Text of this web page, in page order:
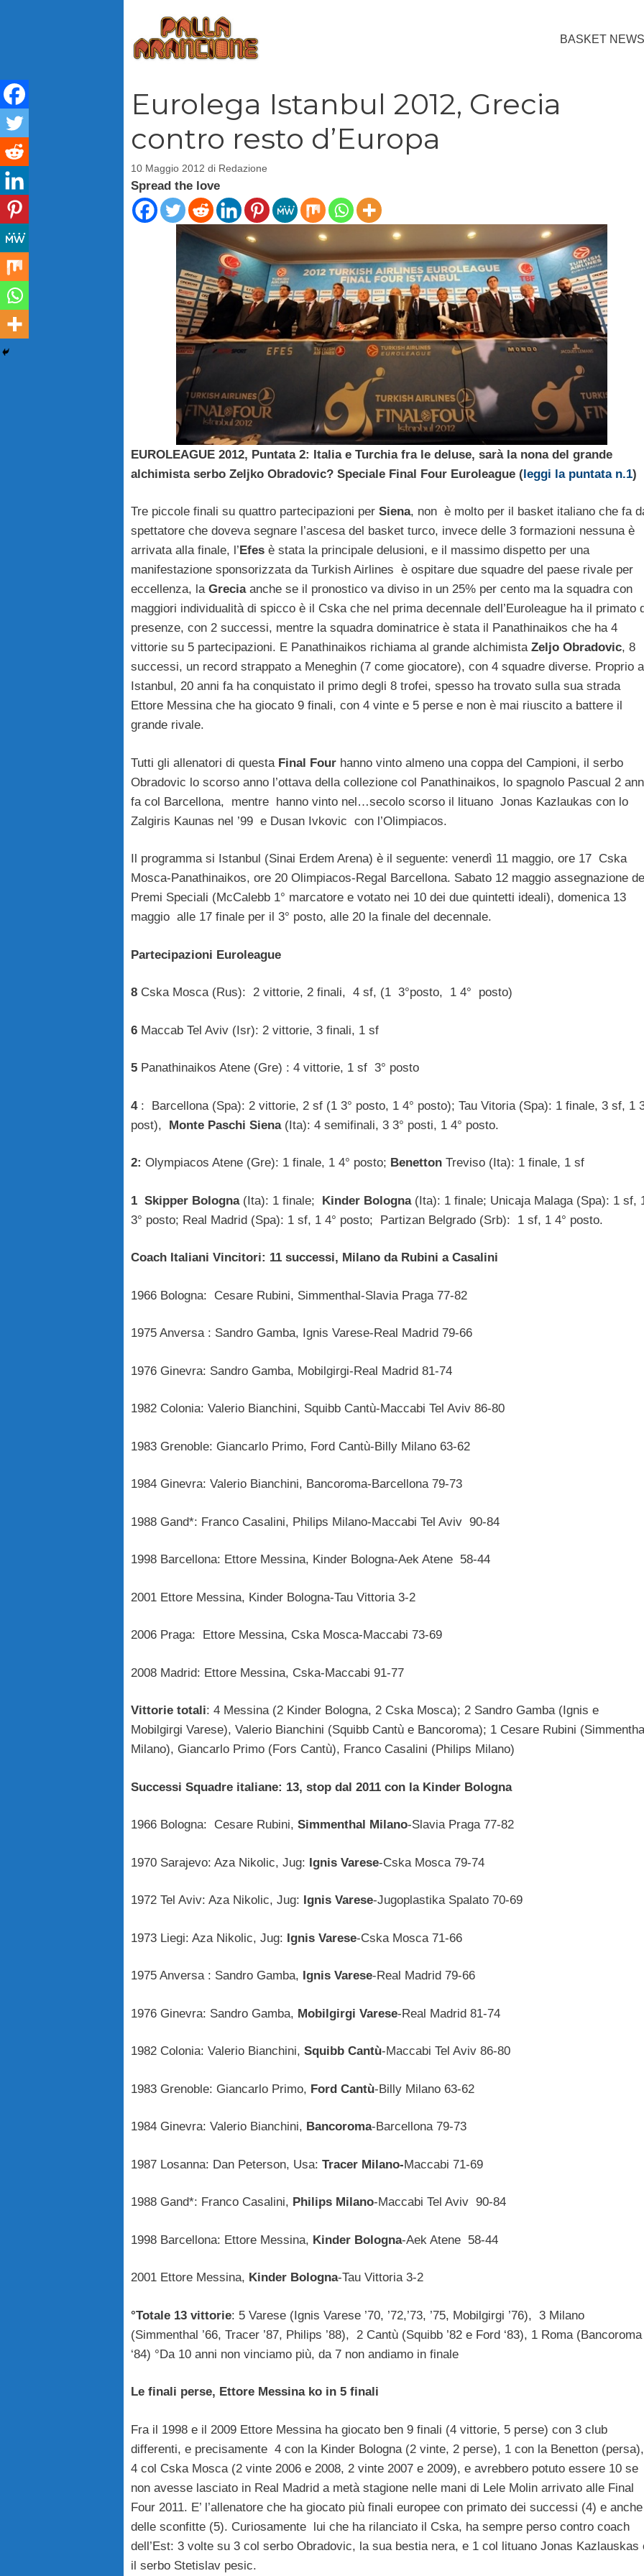
BASKET NEWS
Eurolega Istanbul 2012, Grecia
contro resto d’Europa
10 Maggio 2012 di Redazione
Spread the love
EUROLEAGUE 2012, Puntata 2: Italia e Turchia fra le deluse, sarà la nona del grande
alchimista serbo Zeljko Obradovic? Speciale Final Four Euroleague (leggi la puntata n.1)
Tre piccole finali su quattro partecipazioni per Siena, non è molto per il basket italiano che fa
spettatore che doveva segnare l’ascesa del basket turco, invece delle 3 formazioni nessuna è
arrivata alla finale, l’ Efes è stata la principale delusioni, e il massimo dispetto per una
manifestazione sponsorizzata da Turkish Airlines è ospitare due squadre del paese rivale per
eccellenza, la Greciaanche se il pronostico va diviso in un 25% per cento ma la squadra con
maggiori individualità di spicco è il Cska che nel prima decennale dell’Euroleague ha il primato
presenze, con 2 successi, mentre la squadra dominatrice è stata il Panathinaikos che ha 4
vittorie su 5 partecipazioni. E Panathinaikos richiama al grande alchimista Zeljo Obradovic, 8
successi, un record strappato a Meneghin (7 come giocatore), con 4 squadre diverse. Proprio a
Istanbul, 20 anni fa ha conquistato il primo degli 8 trofei, spesso ha trovato sulla sua strada
Ettore Messina che ha giocato 9 finali, con 4 vinte e 5 perse e non è mai riuscito a battere il
grande rivale.
Tutti gli allenatori di questa Final Four hanno vinto almeno una coppa del Campioni, il serbo
Obradovic lo scorso anno l’ottava della collezione col Panathinaikos, lo spagnolo Pascual 2
fa col Barcellona, mentre hanno vinto nel…secolo scorso il lituano Jonas Kazlaukas con lo
Zalgiris Kaunas nel ’99 e Dusan Ivkovic con l’Olimpiacos.
Il programma si Istanbul (Sinai Erdem Arena) è il seguente: venerdì 11 maggio, ore 17 Cska
Mosca-Panathinaikos, ore 20 Olimpiacos-Regal Barcellona. Sabato 12 maggio assegnazione
Premi Speciali (McCalebb 1° marcatore e votato nei 10 dei due quintetti ideali), domenica 13
maggio alle 17 finale per il 3° posto, alle 20 la finale del decennale.
Partecipazioni Euroleague
8 Cska Mosca (Rus): 2 vittorie, 2 finali, 4 sf, (1 3°posto, 1 4° posto)
6 Maccab Tel Aviv (Isr): 2 vittorie, 3 finali, 1 sf
5 Panathinaikos Atene (Gre) : 4 vittorie, 1 sf 3° posto
4: Barcellona (Spa): 2 vittorie, 2 sf (1 3° posto, 1 4° posto); Tau Vitoria (Spa): 1 finale, 3 sf, 1
post), Monte Paschi Siena(Ita): 4 semifinali, 3 3° posti, 1 4° posto.
2: Olympiacos Atene (Gre): 1 finale, 1 4° posto; Benetton Treviso (Ita): 1 finale, 1 sf
1 Skipper Bologna(Ita): 1 finale; Kinder Bologna(Ita): 1 finale; Unicaja Malaga (Spa): 1 sf,
3° posto; Real Madrid (Spa): 1 sf, 1 4° posto; Partizan Belgrado (Srb): 1 sf, 1 4° posto.
Coach Italiani Vincitori: 11 successi, Milano da Rubini a Casalini
1966 Bologna: Cesare Rubini, Simmenthal-Slavia Praga 77-82
1975 Anversa : Sandro Gamba, Ignis Varese-Real Madrid 79-66
1976 Ginevra: Sandro Gamba, Mobilgirgi-Real Madrid 81-74
1982 Colonia: Valerio Bianchini, Squibb Cantù-Maccabi Tel Aviv 86-80
1983 Grenoble: Giancarlo Primo, Ford Cantù-Billy Milano 63-62
1984 Ginevra: Valerio Bianchini, Bancoroma-Barcellona 79-73
1988 Gand*: Franco Casalini, Philips Milano-Maccabi Tel Aviv 90-84
1998 Barcellona: Ettore Messina, Kinder Bologna-Aek Atene 58-44
2001 Ettore Messina, Kinder Bologna-Tau Vittoria 3-2
2006 Praga: Ettore Messina, Cska Mosca-Maccabi 73-69
2008 Madrid: Ettore Messina, Cska-Maccabi 91-77
Vittorie totali: 4 Messina (2 Kinder Bologna, 2 Cska Mosca); 2 Sandro Gamba (Ignis e
Mobilgirgi Varese), Valerio Bianchini (Squibb Cantù e Bancoroma); 1 Cesare Rubini
Milano), Giancarlo Primo (Fors Cantù), Franco Casalini (Philips Milano)
Successi Squadre italiane: 13, stop dal 2011 con la Kinder Bologna
1966 Bologna: Cesare Rubini, Simmenthal Milano-Slavia Praga 77-82
1970 Sarajevo: Aza Nikolic, Jug: Ignis Varese-Cska Mosca 79-74
1972 Tel Aviv: Aza Nikolic, Jug: Ignis Varese-Jugoplastika Spalato 70-69
1973 Liegi: Aza Nikolic, Jug: Ignis Varese-Cska Mosca 71-66
1975 Anversa : Sandro Gamba, Ignis Varese-Real Madrid 79-66
1976 Ginevra: Sandro Gamba, Mobilgirgi Varese-Real Madrid 81-74
1982 Colonia: Valerio Bianchini, Squibb Cantù-Maccabi Tel Aviv 86-80
1983 Grenoble: Giancarlo Primo, Ford Cantù-Billy Milano 63-62
1984 Ginevra: Valerio Bianchini, Bancoroma-Barcellona 79-73
1987 Losanna: Dan Peterson, Usa: Tracer Milano-Maccabi 71-69
1988 Gand*: Franco Casalini, Philips Milano-Maccabi Tel Aviv 90-84
1998 Barcellona: Ettore Messina, Kinder Bologna-Aek Atene 58-44
2001 Ettore Messina, Kinder Bologna-Tau Vittoria 3-2
°Totale 13 vittorie: 5 Varese (Ignis Varese ’70, ’72,’73, ’75, Mobilgirgi ’76), 3 Milano
(Simmenthal ’66, Tracer ’87, Philips ’88), 2 Cantù (Squibb ’82 e Ford ‘83), 1 Roma (Bancoroma
‘84) °Da 10 anni non vinciamo più, da 7 non andiamo in finale
Le finali perse, Ettore Messina ko in 5 finali
Fra il 1998 e il 2009 Ettore Messina ha giocato ben 9 finali (4 vittorie, 5 perse) con 3 club
differenti, e precisamente 4 con la Kinder Bologna (2 vinte, 2 perse), 1 con la Benetton (persa),
4 col Cska Mosca (2 vinte 2006 e 2008, 2 vinte 2007 e 2009), e avrebbero potuto essere 10 se
non avesse lasciato in Real Madrid a metà stagione nelle mani di Lele Molin arrivato alle Final
Four 2011. E’ l’allenatore che ha giocato più finali europee con primato dei successi (4) e anche
delle sconfitte (5). Curiosamente lui che ha rilanciato il Cska, ha sempre perso contro coach
dell’Est: 3 volte su 3 col serbo Obradovic, la sua bestia nera, e 1 col lituano Jonas Kazlauskas
il serbo Stetislav pesic.